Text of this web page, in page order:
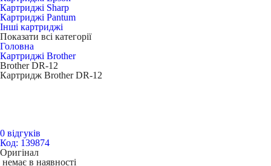
Картриджі Sharp
Картриджі Pantum
Інші картриджі
Показати всі категорії
Головна
Картриджі Brother
Brother DR-12
Картридж Brother DR-12
0 відгуків
Код: 139874
Оригінал
немає в наявності